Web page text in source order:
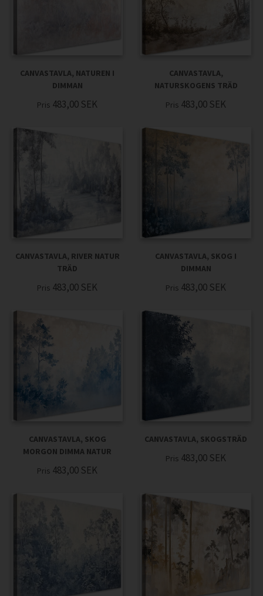
CANVASTAVLA, NATUREN I
DIMMAN
Pris 483,00 SEK
CANVASTAVLA,
NATURSKOGENS TRÄD
Pris 483,00 SEK
CANVASTAVLA, RIVER NATUR
TRÄD
Pris 483,00 SEK
CANVASTAVLA, SKOG I
DIMMAN
Pris 483,00 SEK
CANVASTAVLA, SKOG
MORGON DIMMA NATUR
Pris 483,00 SEK
CANVASTAVLA, SKOGSTRÄD
Pris 483,00 SEK